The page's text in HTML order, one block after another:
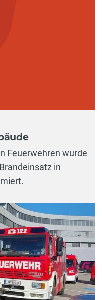
Feuerwehren wurde
in